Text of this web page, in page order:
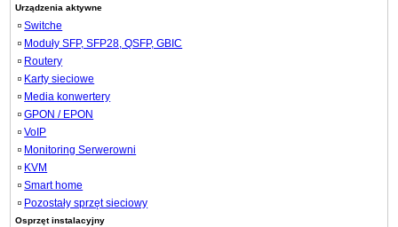
Urządzenia aktywne
Switche
Moduły SFP, SFP28, QSFP, GBIC
Routery
Karty sieciowe
Media konwertery
GPON / EPON
VoIP
Monitoring Serwerowni
KVM
Smart home
Pozostały sprzęt sieciowy
Osprzęt instalacyjny